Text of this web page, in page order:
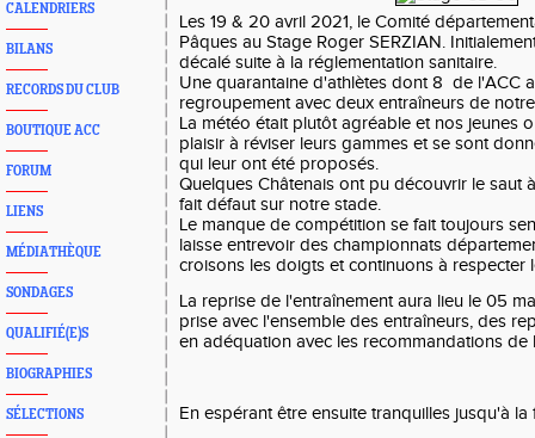
CALENDRIERS
BILANS
RECORDS DU CLUB
BOUTIQUE ACC
FORUM
LIENS
MÉDIATHÈQUE
SONDAGES
QUALIFIÉ(E)S
BIOGRAPHIES
SÉLECTIONS
Les 19 & 20 avril 2021, le Comité
Pâques au Stage Roger SERZIAN.
décalé suite à la réglementation sanitaire.
Une quarantaine d'athlètes dont 8 de l'ACC
regroupement avec deux entraîneurs de
La météo était plutôt agréable et nos jeunes
plaisir à réviser leurs gammes et se sont
qui leur ont été proposés.
Quelques Châtenais ont pu découvrir le saut
fait défaut sur notre stade.
Le manque de compétition se fait toujours
laisse entrevoir des championnats
croisons les doigts et continuons à respecter
La reprise de l'entraînement aura lieu le 05
prise avec l'ensemble des entraîneurs, des
en adéquation avec les recommandations de
En espérant être ensuite tranquilles jusqu'à la